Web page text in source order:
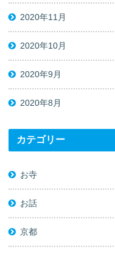
2020年11月
2020年10月
2020年9月
2020年8月
カテゴリー
お寺
お話
京都